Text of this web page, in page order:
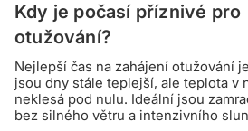
Kdy je počasí příznivé pro
otužování?
Nejlepší čas na zahájení otužování
jsou dny stále teplejší, ale teplota v
neklesá pod nulu. Ideální jsou
bez silného větru a intenzivního